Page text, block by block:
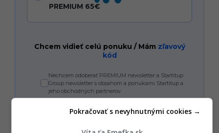
PREMIUM 65€
Chcem vidieť celú ponuku / Mám zľavový
kód
Nechcem odoberať PREMIUM newsletter a Startitup
Group newsletter s obsahom a ponukami Startitup a
jeho obchodných partnerov.
Pokračovať s nevyhnutnými cookies →